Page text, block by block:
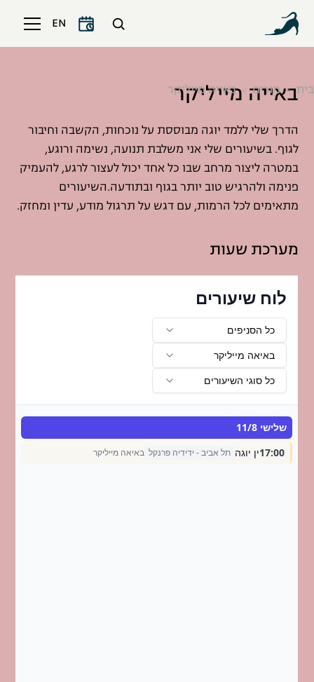
EN
בית מורים באייה מייליקר
באייה מייליקר
הדרך שלי ללמד יוגה מבוססת על נוכחות, הקשבה וחיבור
לגוף. בשיעורים שלי אני משלבת תנועה, נשימה ורוגע,
במטרה ליצור מרחב שבו כל אחד יכול לעצור לרגע, להעמיק
פנימה ולהרגיש טוב יותר בגוף ובתודעה.השיעורים
מתאימים לכל הרמות, עם דגש על תרגול מודע, עדין ומחזק.
מערכת שעות